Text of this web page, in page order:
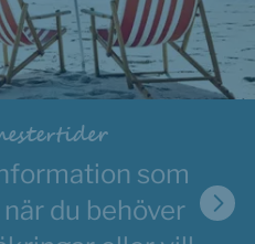
som
du behöver